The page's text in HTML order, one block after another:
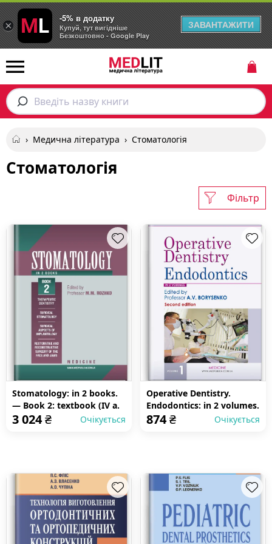
Введіть назву книги
› Медична література › Стоматологія
Стоматологія
Фільтр
Stomatology: in 2 books.
— Book 2: textbook (IV a.
l.)
3 024₴ Очікується
Operative Dentistry.
Endodontics: in 2 volumes.
Volume 1: textbook
874₴ Очікується
×
-5% в додатку
Купуй, тут вигідніше
Безкоштовно - Google Play
ЗАВАНТАЖИТИ